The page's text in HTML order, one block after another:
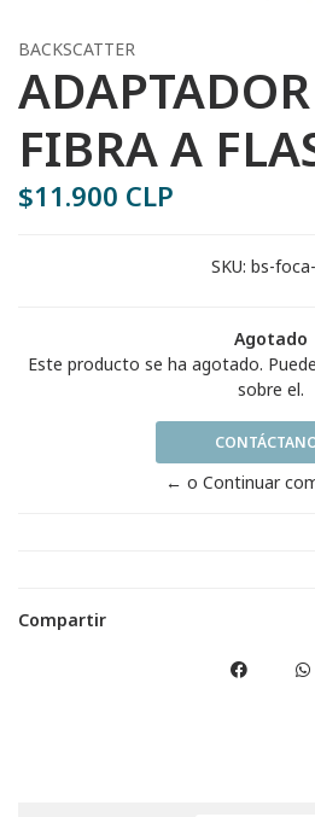
BACKSCATTER
FIBRA A
$11.900 CLP
SKU: bs-
Agotado
Este producto se ha agotado.
sobre el.
← o Continuar
Compartir